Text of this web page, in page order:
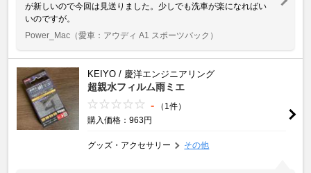
が新しいので今回は見送りました。少しでも洗車が楽になればい
いのですが。
Power_Mac （愛車：アウディ A1 スポーツバック）
KEIYO / 慶洋エンジニアリング
超親水フィルム雨ミエ
-
（1件）
購入価格：963円
グッズ・アクセサリー その他